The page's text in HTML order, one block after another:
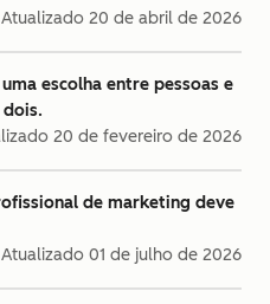
Atualizado 20 de abril de 2026
escolha entre pessoas e
20 de fevereiro de 2026
de marketing deve
Atualizado 01 de julho de 2026